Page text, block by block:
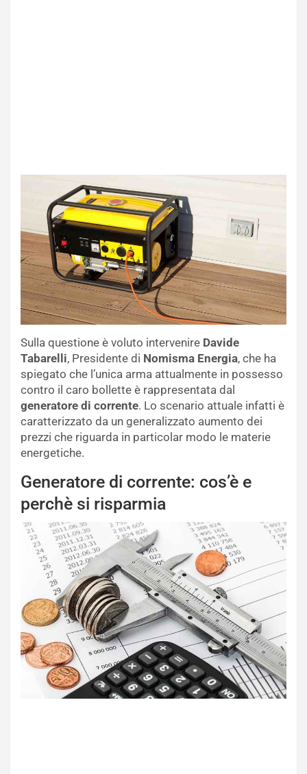
Sulla questione è voluto intervenire Davide
Tabarelli, Presidente di Nomisma Energia, che ha
spiegato che l’unica arma attualmente in possesso
contro il caro bollette è rappresentata dal
generatore di corrente. Lo scenario attuale infatti è
caratterizzato da un generalizzato aumento dei
prezzi che riguarda in particolar modo le materie
energetiche.
Generatore di corrente: cos’è e
perchè si risparmia